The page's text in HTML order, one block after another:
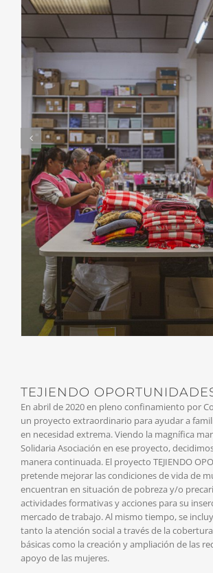
TEJIENDO
En abril de 2020 en pleno confinamiento por
un proyecto extraordinario para ayudar a
en necesidad extrema. Viendo la magnífica
Solidaria Asociación en ese proyecto,
manera continuada. El proyecto TEJIENDO
pretende mejorar las condiciones de vida de
encuentran en situación de pobreza y/o
actividades formativas y acciones para su
mercado de trabajo. Al mismo tiempo, se
tanto la atención social a través de la
básicas como la creación y ampliación de las
apoyo de las mujeres.